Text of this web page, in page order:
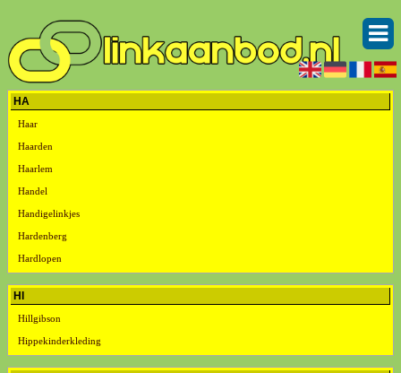
HA
Haar
Haarden
Haarlem
Handel
Handigelinkjes
Hardenberg
Hardlopen
HI
Hillgibson
Hippekinderkleding